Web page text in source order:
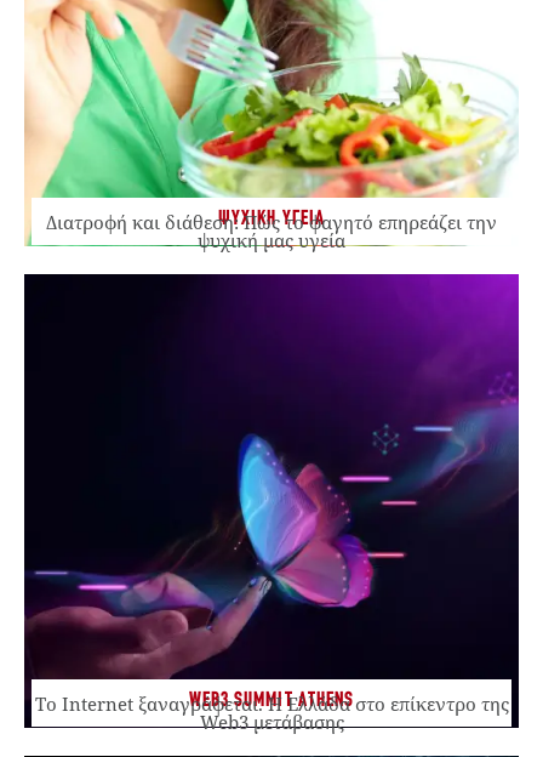
ΨΥΧΙΚΗ ΥΓΕΙΑ
Διατροφή και διάθεση: Πώς το φαγητό επηρεάζει την
ψυχική μας υγεία
WEB3 SUMMIT ATHENS
Το Internet ξαναγράφεται. Η Ελλάδα στο επίκεντρο της
Web3 μετάβασης